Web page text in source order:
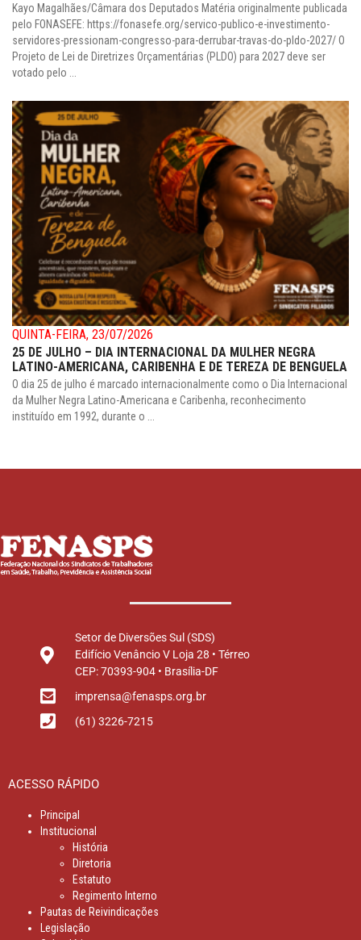
Kayo Magalhães/Câmara dos Deputados Matéria originalmente publicada
pelo FONASEFE: https://fonasefe.org/servico-publico-e-investimento-
servidores-pressionam-congresso-para-derrubar-travas-do-pldo-2027/ O
Projeto de Lei de Diretrizes Orçamentárias (PLDO) para 2027 deve ser
votado pelo ...
QUINTA-FEIRA, 23/07/2026
25 DE JULHO – DIA INTERNACIONAL DA MULHER NEGRA
LATINO-AMERICANA, CARIBENHA E DE TEREZA DE BENGUELA
O dia 25 de julho é marcado internacionalmente como o Dia Internacional
da Mulher Negra Latino-Americana e Caribenha, reconhecimento
instituído em 1992, durante o ...
Setor de Diversões Sul (SDS)
Edifício Venâncio V Loja 28 • Térreo
CEP: 70393-904 • Brasília-DF
imprensa@fenasps.org.br
(61) 3226-7215
ACESSO RÁPIDO
Principal
Institucional
História
Diretoria
Estatuto
Regimento Interno
Pautas de Reivindicações
Legislação